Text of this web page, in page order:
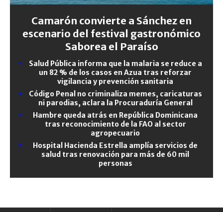
Camarón convierte a Sánchez en
escenario del festival gastronómico
Saborea el Paraíso
Salud Pública informa que la malaria se reduce a
un 82 % de los casos en Azua tras reforzar
vigilancia y prevención sanitaria
Código Penal no criminaliza memes, caricaturas
ni parodias, aclara la Procuraduría General
Hambre queda atrás en República Dominicana
tras reconocimiento de la FAO al sector
agropecuario
Hospital Hacienda Estrella amplía servicios de
salud tras renovación para más de 60 mil
personas